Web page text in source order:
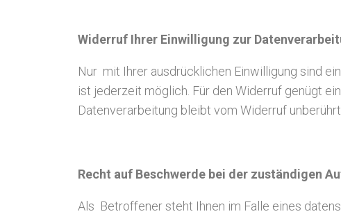
Widerruf Ihrer Einwilligung zur
Nur mit Ihrer ausdrücklichen Einwilligung sind
ist jederzeit möglich. Für den Widerruf genügt
Datenverarbeitung bleibt vom Widerruf unberührt.
Recht auf Beschwerde bei der zuständigen
Als Betroffener steht Ihnen im Falle eines